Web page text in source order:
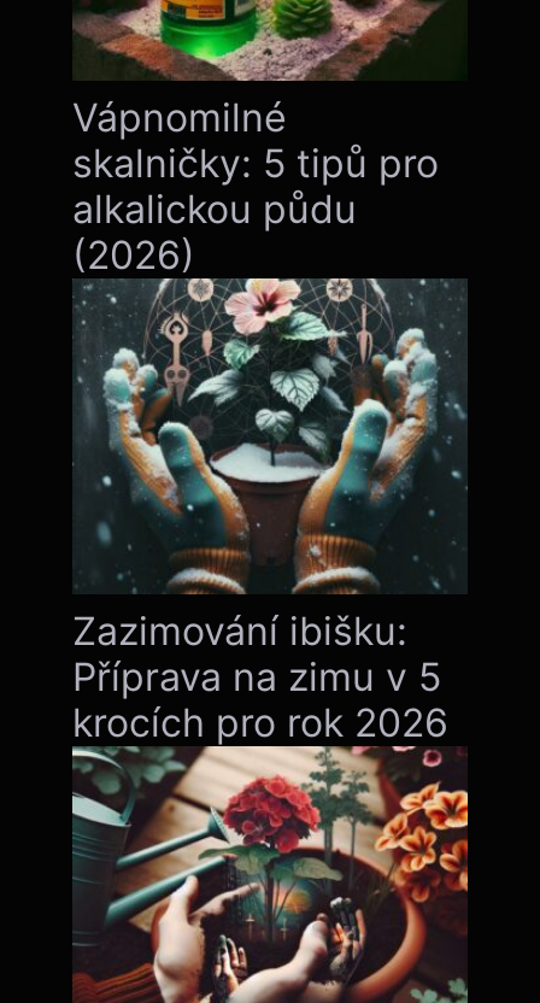
Vápnomilné
skalničky: 5 tipů pro
alkalickou půdu
(2026)
Zazimování ibišku:
Příprava na zimu v 5
krocích pro rok 2026